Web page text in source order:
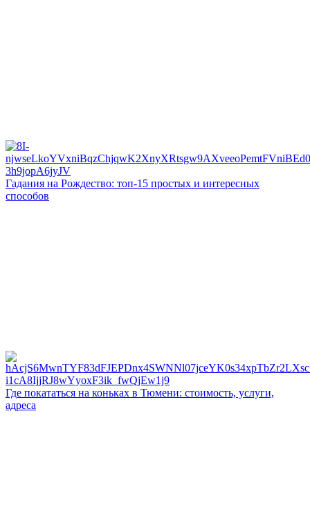
Гадания на Рождество: топ-15 простых и интересных
способов
Где покататься на коньках в Тюмени: стоимость, услуги,
адреса